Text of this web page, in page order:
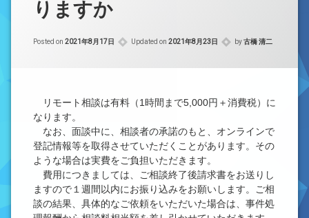
投稿記事一覧
アクセス
司法書士資格者・受験生募集中
りますか
Posted on 2021年8月17日 Updated on 2021年8月23日 by古橋 清二
リモート相談は有料（1時間まで5,000円＋消費税）に
なります。
なお、面談中に、相談者の承諾のもと、オンラインで
登記情報等を取得させていただくことがあります。その
ような場合は実費をご負担いただきます。
費用につきましては、ご相談終了後請求書をお送りし
ますので１週間以内にお振り込みをお願いします。ご相
談の結果、具体的なご依頼をいただいた場合は、事件処